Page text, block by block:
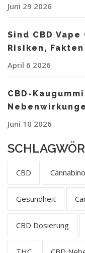
Juni 29 2026
Sind CBD
Risiken,
April 6 2026
CBD-
Juni 10 2026
CBD
Gesundheit
CBD Dosierung